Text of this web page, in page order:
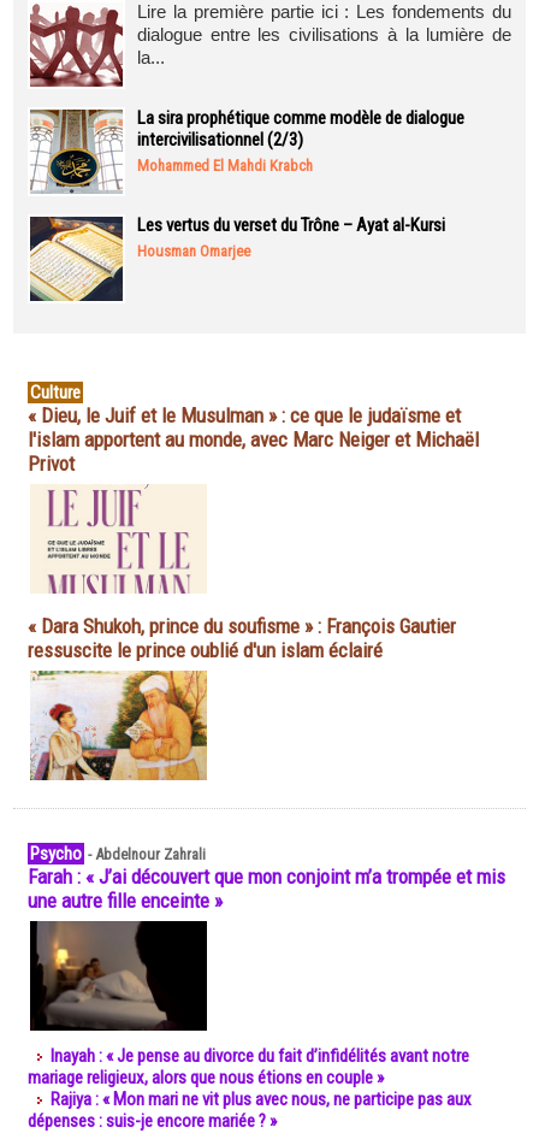
Lire la première partie ici : Les fondements du
dialogue entre les civilisations à la lumière de
la...
La sira prophétique comme modèle de dialogue
intercivilisationnel (2/3)
Mohammed El Mahdi Krabch
Les vertus du verset du Trône – Ayat al-Kursi
Housman Omarjee
Culture
« Dieu, le Juif et le Musulman » : ce que le judaïsme et
l'islam apportent au monde, avec Marc Neiger et Michaël
Privot
« Dara Shukoh, prince du soufisme » : François Gautier
ressuscite le prince oublié d'un islam éclairé
Psycho -Abdelnour Zahrali
Farah : « J’ai découvert que mon conjoint m’a trompée et mis
une autre fille enceinte »
Inayah : « Je pense au divorce du fait d’infidélités avant notre
mariage religieux, alors que nous étions en couple »
Rajiya : « Mon mari ne vit plus avec nous, ne participe pas aux
dépenses : suis-je encore mariée ? »